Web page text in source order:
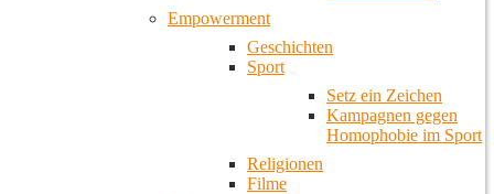
Empowerment
Geschichten
Sport
Setz ein Zeichen
Kampagnen gegen
Homophobie im Sport
Religionen
Filme